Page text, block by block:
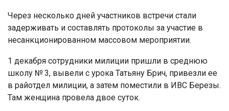
Через несколько дней участников встречи стали
задерживать и составлять протоколы за участие в
несанкционированном массовом мероприятии.
1 декабря сотрудники милиции пришли в среднюю
школу № 3, вывели с урока Татьяну Брич, привезли ее
в райотдел милиции, а затем поместили в ИВС Березы.
Там женщина провела двое суток.